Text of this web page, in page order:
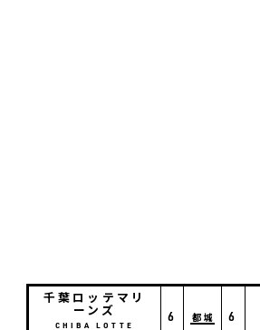
千葉ロッテマリ
ーンズ
CHIBA LOTTE
6 都城 6